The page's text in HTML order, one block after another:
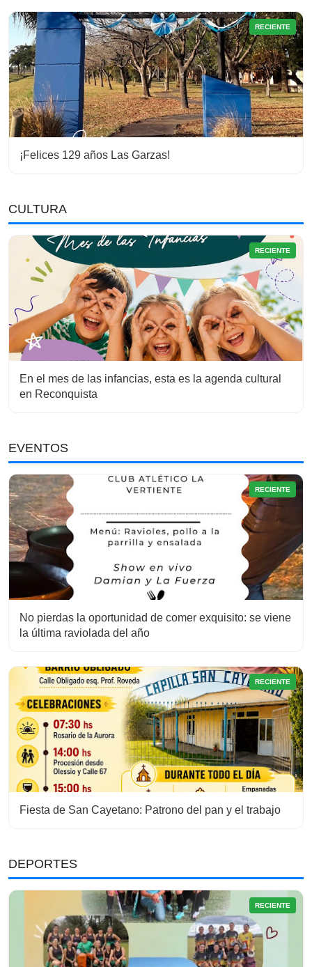
RECIENTE
¡Felices 129 años Las Garzas!
CULTURA
RECIENTE
En el mes de las infancias, esta es la agenda cultural
en Reconquista
EVENTOS
RECIENTE
No pierdas la oportunidad de comer exquisito: se viene
la última raviolada del año
RECIENTE
Fiesta de San Cayetano: Patrono del pan y el trabajo
DEPORTES
RECIENTE